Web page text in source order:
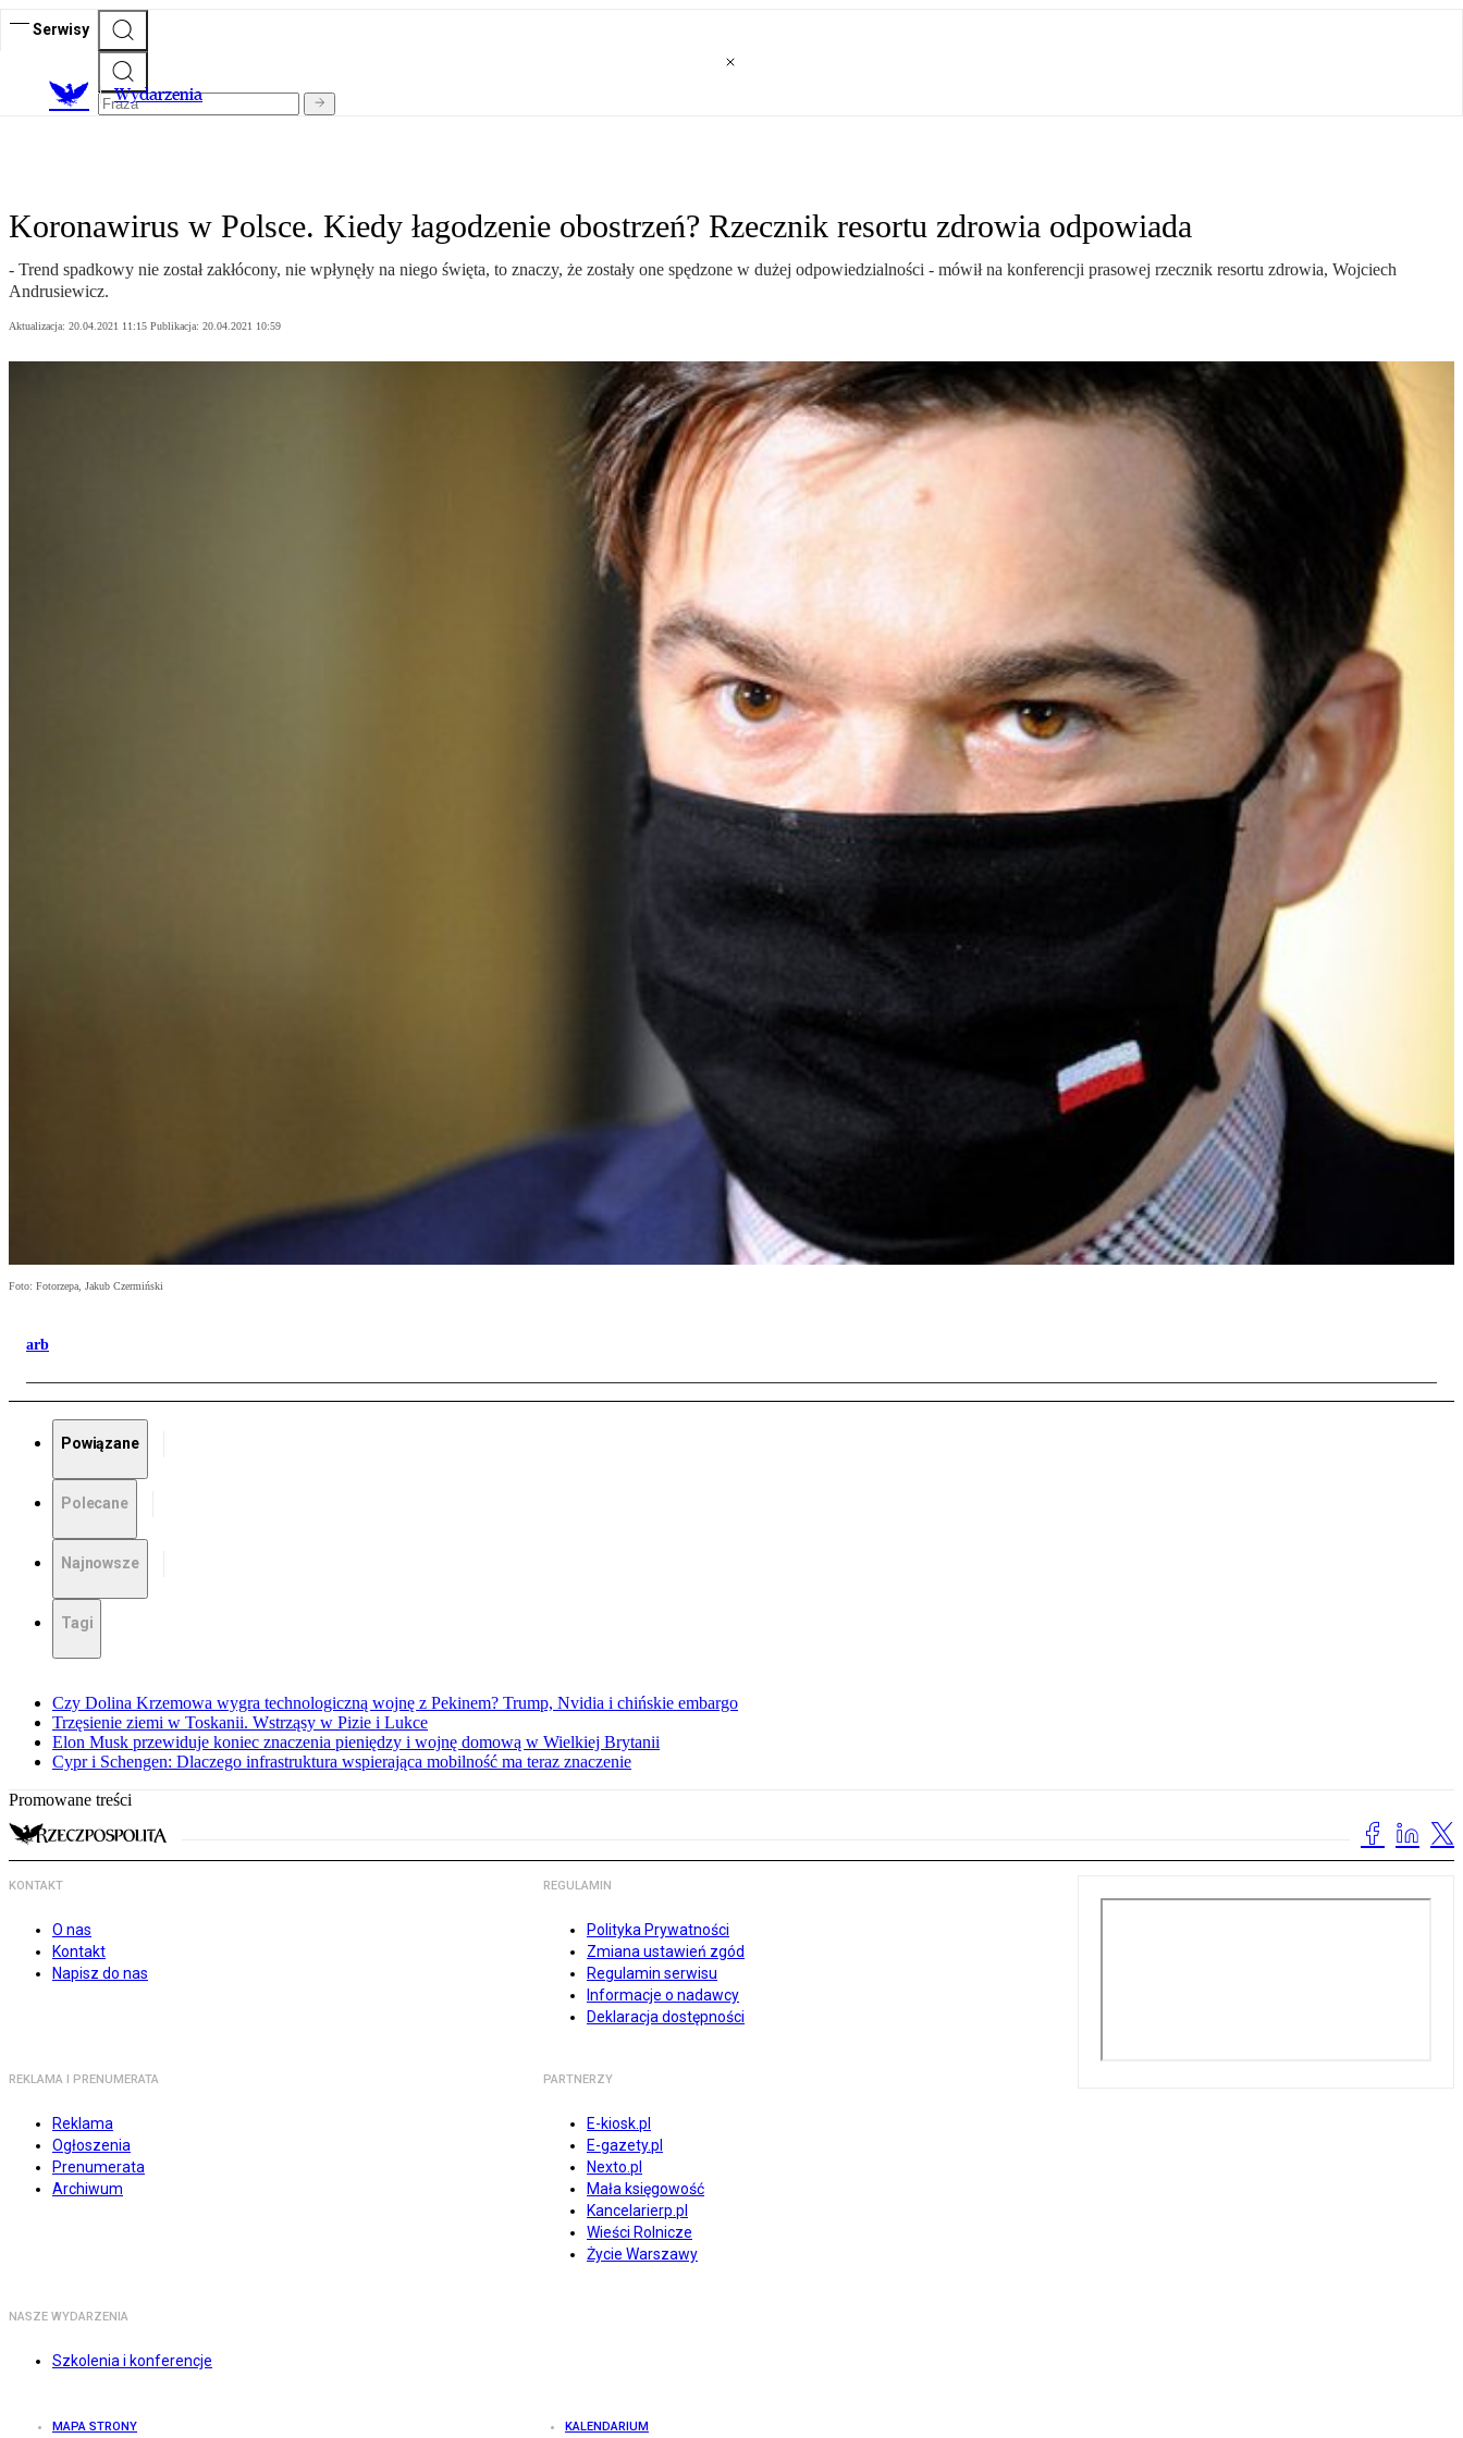
Serwisy
Wydarzenia
Koronawirus w Polsce. Kiedy łagodzenie obostrzeń? Rzecznik resortu zdrowia odpowiada
- Trend spadkowy nie został zakłócony, nie wpłynęły na niego święta, to znaczy, że zostały one spędzone w dużej odpowiedzialności - mówił na konferencji prasowej rzecznik resortu zdrowia, Wojciech
Andrusiewicz.
Aktualizacja: 20.04.2021 11:15 Publikacja: 20.04.2021 10:59
Foto: Fotorzepa, Jakub Czermiński
arb
Powiązane
Polecane
Najnowsze
Tagi
Czy Dolina Krzemowa wygra technologiczną wojnę z Pekinem? Trump, Nvidia i chińskie embargo
Trzęsienie ziemi w Toskanii. Wstrząsy w Pizie i Lukce
Elon Musk przewiduje koniec znaczenia pieniędzy i wojnę domową w Wielkiej Brytanii
Cypr i Schengen: Dlaczego infrastruktura wspierająca mobilność ma teraz znaczenie
Promowane treści
KONTAKT
O nas
Kontakt
Napisz do nas
REGULAMIN
Polityka Prywatności
Zmiana ustawień zgód
Regulamin serwisu
Informacje o nadawcy
Deklaracja dostępności
REKLAMA I PRENUMERATA
Reklama
Ogłoszenia
Prenumerata
Archiwum
PARTNERZY
E-kiosk.pl
E-gazety.pl
Nexto.pl
Mała księgowość
Kancelarierp.pl
Wieści Rolnicze
Życie Warszawy
NASZE WYDARZENIA
Szkolenia i konferencje
MAPA STRONY KALENDARIUM